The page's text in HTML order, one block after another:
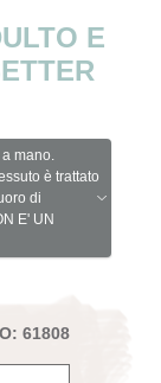
E
mano.
è trattato
di
E' UN
61808